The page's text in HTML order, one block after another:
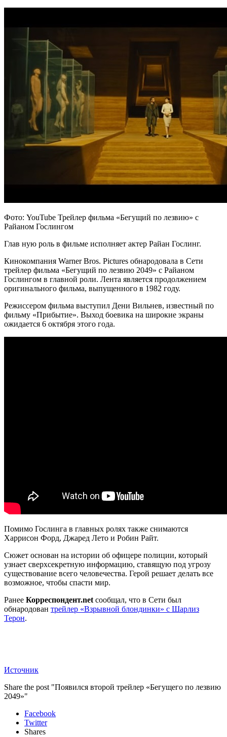
Фото: YouTube Трейлер фильма «Бегущий по лезвию» с
Райаном Гослингом
Глав ную роль в фильме исполняет актер Райан Гослинг.
Кинокомпания Warner Bros. Pictures обнародовала в Сети
трейлер фильма «Бегущий по лезвию 2049» с Райаном
Гослингом в главной роли. Лента является продолжением
оригинального фильма, выпущенного в 1982 году.
Режиссером фильма выступил Дени Вильнев, известный по
фильму «Прибытие». Выход боевика на широкие экраны
ожидается 6 октября этого года.
Помимо Гослинга в главных ролях также снимаются
Харрисон Форд, Джаред Лето и Робин Райт.
Сюжет основан на истории об офицере полиции, который
узнает сверхсекретную информацию, ставящую под угрозу
существование всего человечества. Герой решает делать все
возможное, чтобы спасти мир.
Ранее Корреспондент.net сообщал, что в Сети был
обнародован трейлер «Взрывной блондинки» с Шарлиз
Терон.
Источник
Share the post "Появился второй трейлер «Бегущего по лезвию
2049»"
Facebook
Twitter
Shares